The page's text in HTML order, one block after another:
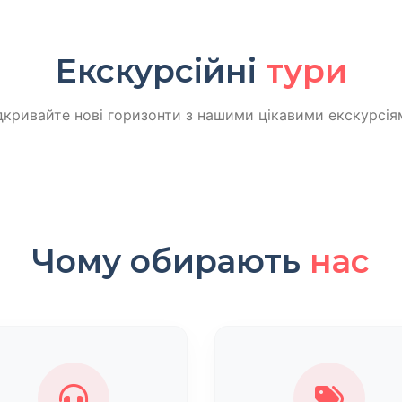
Екскурсійні тури
нові горизонти з нашими цікавими
Чому обирають нас